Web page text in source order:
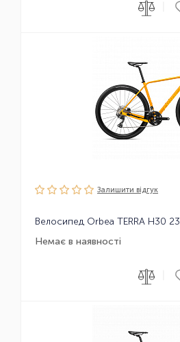
Залишити вiдгук
Велосипед Orbea TERRA H30 23
Немає в наявності